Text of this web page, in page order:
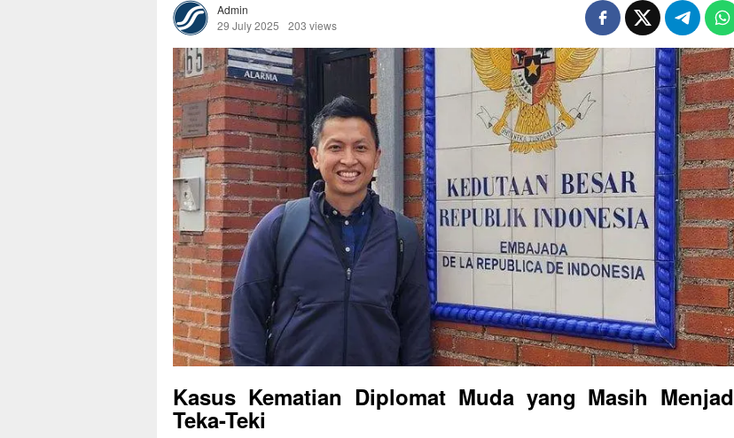
Admin
29 July 2025
203 views
Kasus Kematian Diplomat Muda yang Masih
Teka-Teki